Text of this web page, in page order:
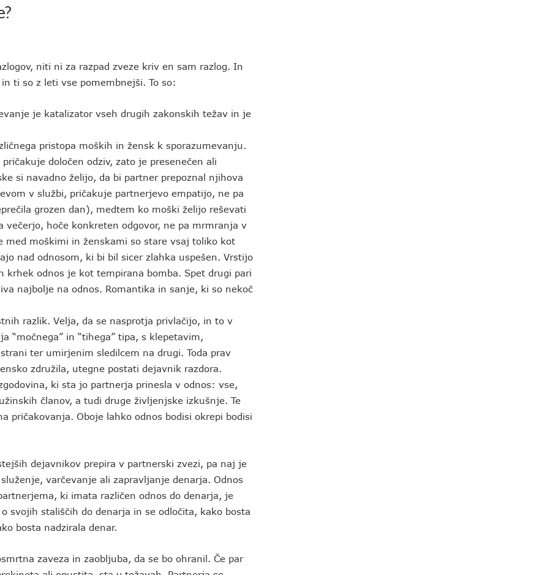
niti ni za razpad zveze kriv en sam razlog. In
ti so z leti vse pomembnejši. To so:
je katalizator vseh drugih zakonskih težav in je
pristopa moških in žensk k sporazumevanju.
določen odziv, zato je presenečen ali
si navadno želijo, da bi partner prepoznal njihova
v službi, pričakuje partnerjevo empatijo, ne pa
grozen dan), medtem ko moški želijo reševati
hoče konkreten odgovor, ne pa mrmranja v
med moškimi in ženskami so stare vsaj toliko kot
nad odnosom, ki bi bil sicer zlahka uspešen. Vrstijo
odnos je kot tempirana bomba. Spet drugi pari
najbolje na odnos. Romantika in sanje, ki so nekoč
razlik. Velja, da se nasprotja privlačijo, in to v
“močnega” in “tihega” tipa, s klepetavim,
ter umirjenim sledilcem na drugi. Toda prav
združila, utegne postati dejavnik razdora.
ki sta jo partnerja prinesla v odnos: vse,
članov, a tudi druge življenjske izkušnje. Te
pričakovanja. Oboje lahko odnos bodisi okrepi bodisi
dejavnikov prepira v partnerski zvezi, pa naj je
varčevanje ali zapravljanje denarja. Odnos
ki imata različen odnos do denarja, je
svojih stališčih do denarja in se odločita, kako bosta
bosta nadzirala denar.
zaveza in zaobljuba, da se bo ohranil. Če par